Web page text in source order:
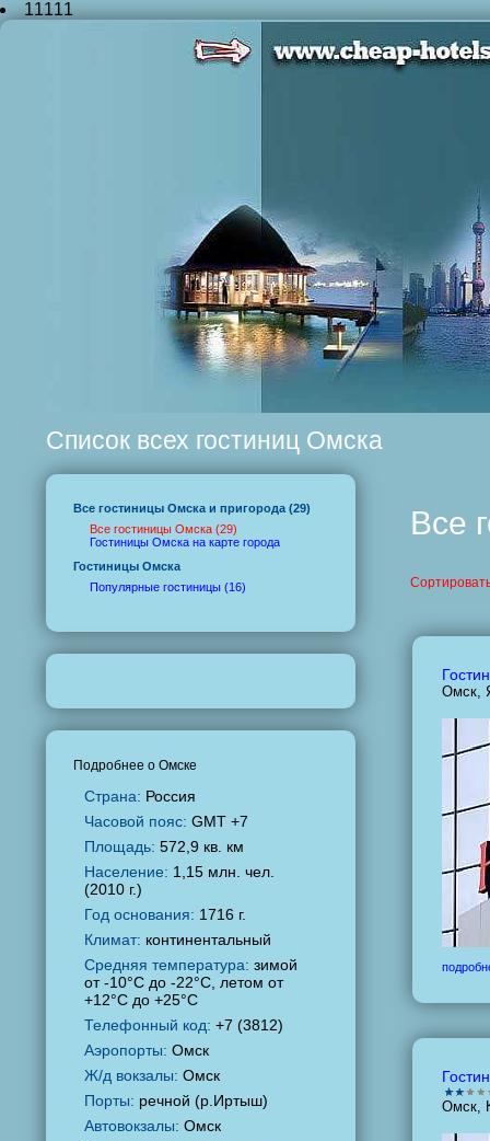
11111
Список всех гостиниц Омска
Все гостиницы Омска и пригорода (29)
Все гостиницы Омска (29)
Гостиницы Омска на карте города
Гостиницы Омска
Популярные гостиницы (16)
Подробнее о Омске
Страна: Россия
Часовой пояс: GMT +7
Площадь: 572,9 кв. км
Население: 1,15 млн. чел.
(2010 г.)
Год основания: 1716 г.
Климат: континентальный
Средняя температура: зимой
от -10°C до -22°C, летом от
+12°C до +25°C
Телефонный код: +7 (3812)
Аэропорты: Омск
Ж/д вокзалы: Омск
Порты: речной (р.Иртыш)
Автовокзалы: Омск
Все
Омск,
Омск,